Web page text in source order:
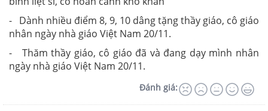
- Dành nhiều điểm 8, 9, 10 dâng tặng thầy giáo, cô giáo
nhân ngày nhà giáo Việt Nam 20/11.
- Thăm thầy giáo, cô giáo đã và đang dạy mình nhân
ngày nhà giáo Việt Nam 20/11.
Đánh giá: